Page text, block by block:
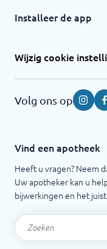
Installeer de app
Wijzig cookie
Volg ons op
Vind een apotheek
Heeft u vragen? Neem
Uw apotheker kan u
bijwerkingen en het